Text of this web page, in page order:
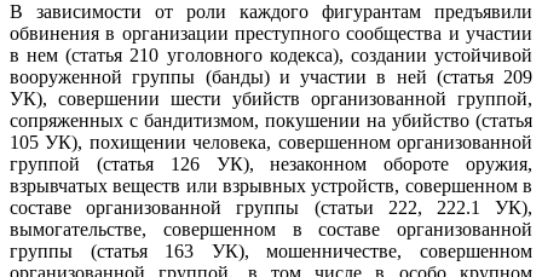
В зависимости от роли каждого фигурантам предъявили
обвинения в организации преступного сообщества и участии
в нем (статья 210 уголовного кодекса), создании устойчивой
вооруженной группы (банды) и участии в ней (статья 209
УК), совершении шести убийств организованной группой,
сопряженных с бандитизмом, покушении на убийство (статья
105 УК), похищении человека, совершенном организованной
группой (статья 126 УК), незаконном обороте оружия,
взрывчатых веществ или взрывных устройств, совершенном в
составе организованной группы (статьи 222, 222.1 УК),
вымогательстве, совершенном в составе организованной
группы (статья 163 УК), мошенничестве, совершенном